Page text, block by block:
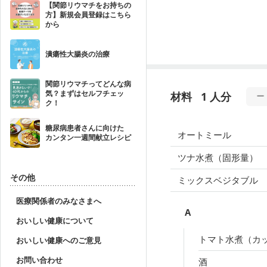
【関節リウマチをお持ちの
方】新規会員登録はこちら
から
潰瘍性大腸炎の治療
関節リウマチってどんな病
気？まずはセルフチェッ
ク！
糖尿病患者さんに向けた
カンタン一週間献立レシピ
その他
医療関係者のみなさまへ
おいしい健康について
おいしい健康へのご意見
お問い合わせ
材料 1 人分
オートミール
ツナ水煮（固形量）
ミックスベジタブル
A
トマト水煮（カ
酒